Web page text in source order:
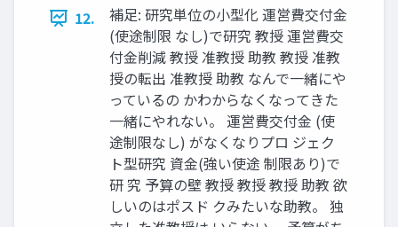
12.
補⾜: 研究単位の⼩型化 運営費交付⾦
(使途制限 なし)で研究 教授 運営費交
付⾦削減 教授 准教授 助教 教授 准教
授の転出 准教授 助教 なんで⼀緒にや
っているの かわからなくなってきた
⼀緒にやれない。 運営費交付⾦ (使
途制限なし) がなくなりプロ ジェク
ト型研究 資⾦(強い使途 制限あり)で
研 究 予算の壁 教授 教授 教授 助教 欲
しいのはポスド クみたいな助教。 独